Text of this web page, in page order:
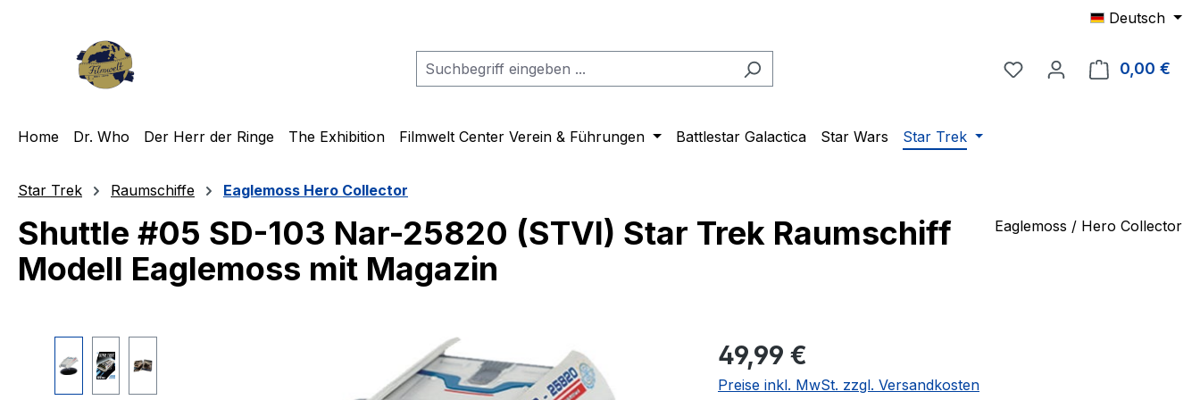
Deutsch
Du hast 0 Produkte auf
0,00 €
Home Dr. Who Der Herr der Ringe The Exhibition Filmwelt Center Verein & Führungen Battlestar Galactica Star Wars Star Trek
Star Trek Raumschiffe Eaglemoss Hero Collector
Shuttle #05 SD-103 Nar-25820 (STVI) Star Trek Raumschiff
Modell Eaglemoss mit Magazin
Eaglemoss / Hero Collector
Regulärer Preis:
49,99 €
Preise inkl. MwSt. zzgl. Versandkosten